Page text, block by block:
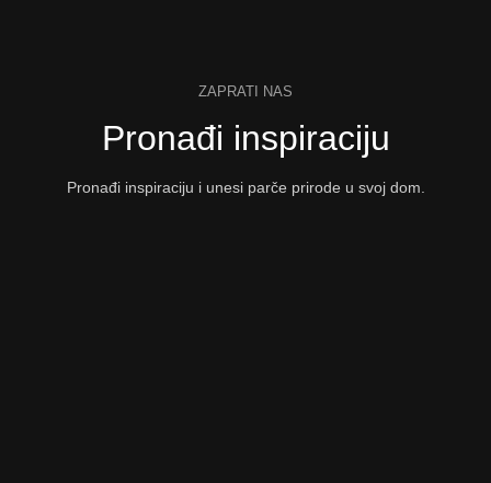
ZAPRATI NAS
Pronađi inspiraciju
Pronađi inspiraciju i unesi parče prirode u svoj dom.